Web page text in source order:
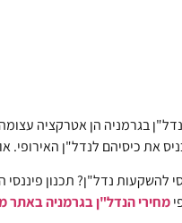
בגרמניה הן אטרקציה עצומה
את כיסיהם לנדל"ן
להשקעות נדל"ן? תכנון
מחירי הנדל"ן בגרמניה באתר